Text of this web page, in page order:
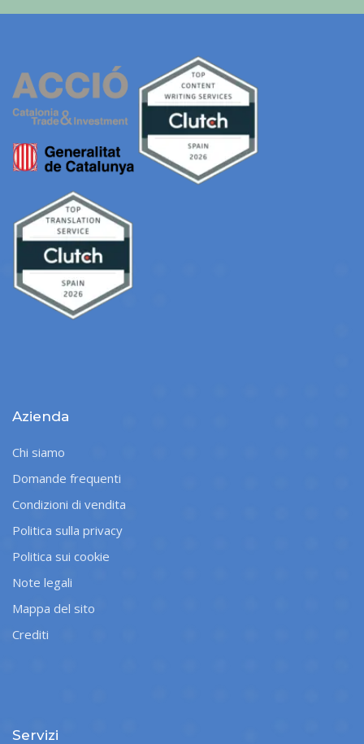
Azienda
Chi siamo
Domande frequenti
Condizioni di vendita
Politica sulla privacy
Politica sui cookie
Note legali
Mappa del sito
Crediti
Servizi